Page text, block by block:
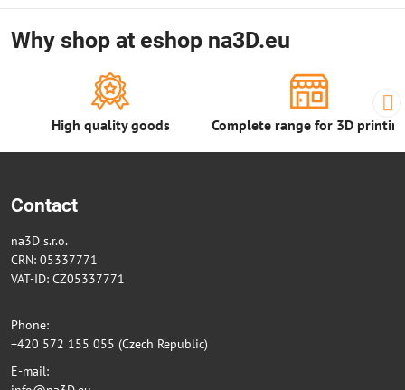
Why shop at eshop na3D.eu
High quality goods Complete range for 3D
Contact
na3D s.r.o.
CRN: 05337771
VAT-ID: CZ05337771
Phone:
+420 572 155 055 (Czech Republic)
E-mail: